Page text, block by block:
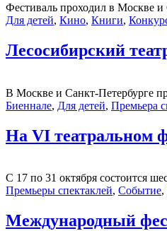
Фестиваль проходил в Москве и
Для детей, Кино, Книги,
Лесосибирский
В Москве и Санкт-Петербурге
Биеннале, Для детей, Премьера
На VI театральном
С 17 по 31 октября состоится
Премьеры спектаклей, Событие,
Международный